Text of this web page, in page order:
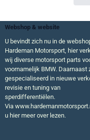
Webshop & website
U bevindt zich nu in de
Hardeman Motorsport, hier
wij diverse motorsport parts
voornamelijk BMW. Daarnaast
gespecialiseerd in nieuwe
revisie en tuning van
sperdifferentiëlen.
Via
u hier meer over lezen.